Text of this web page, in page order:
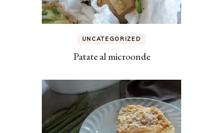
UNCATEGORIZED
Patate al microonde